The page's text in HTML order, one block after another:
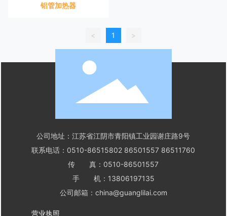
铝管加热器
< 1 >
公司地址：江苏省江阴市青阳镇工业园谢庄路9号
联系电话： 0510-86515802 86501557 86511760
传 真：0510-86501557
手 机： 13806197135
公司邮箱： china@guanglilai.com
营业执照